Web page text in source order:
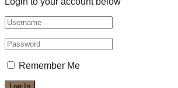
Remember Me